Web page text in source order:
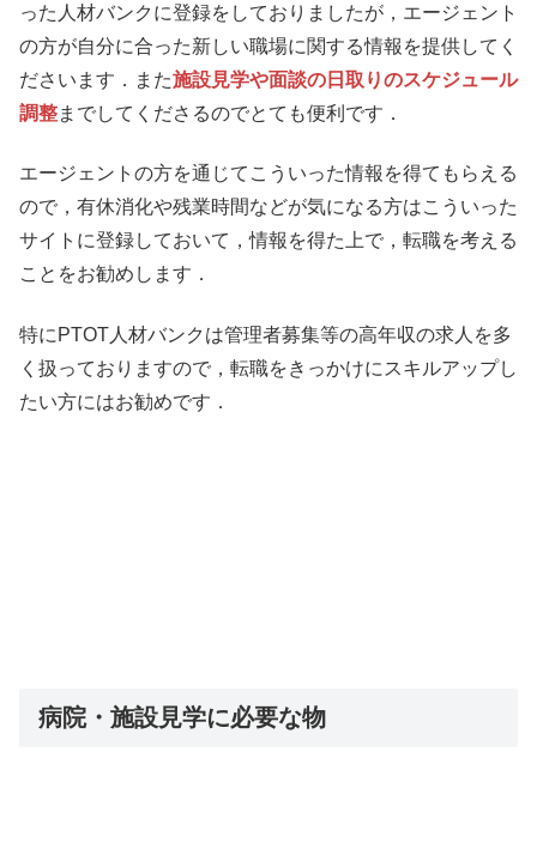
った人材バンクに登録をしておりましたが，エージェント
の方が自分に合った新しい職場に関する情報を提供してく
ださいます．また施設見学や面談の日取りのスケジュール
調整までしてくださるのでとても便利です．
エージェントの方を通じてこういった情報を得てもらえる
ので，有休消化や残業時間などが気になる方はこういった
サイトに登録しておいて，情報を得た上で，転職を考える
ことをお勧めします．
特にPTOT人材バンクは管理者募集等の高年収の求人を多
く扱っておりますので，転職をきっかけにスキルアップし
たい方にはお勧めです．
病院・施設見学に必要な物